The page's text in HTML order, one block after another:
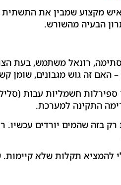
מקצוע שמבין את התשתית
הבעיה מהשורש.
רונאל משתמש, בעת
האם זה גוש מגבונים, שומן
ספירלות חשמליות עבות
התקינה למערכת.
בזה שהמים יורדים עכשיו.
להמציא תקלות שלא קיימות.